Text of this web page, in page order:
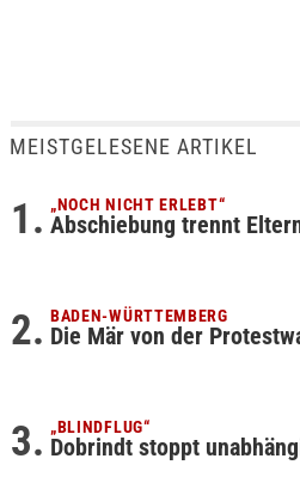
MEISTGELESENE ARTIKEL
„NOCH NICHT ERLEBT“
Abschiebung trennt
BADEN-WÜRTTEMBERG
Die Mär von der
„BLINDFLUG“
Dobrindt stoppt